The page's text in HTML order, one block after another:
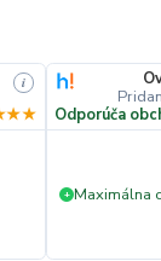
i
Odporúča
+ Maximálna